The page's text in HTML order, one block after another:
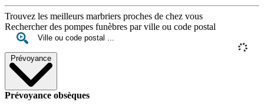
Trouvez les meilleurs marbriers proches de chez vous
Rechercher des pompes funèbres par ville ou code postal
Prévoyance
Prévoyance obsèques